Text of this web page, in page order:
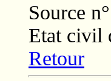
Source
Etat civil
Retour